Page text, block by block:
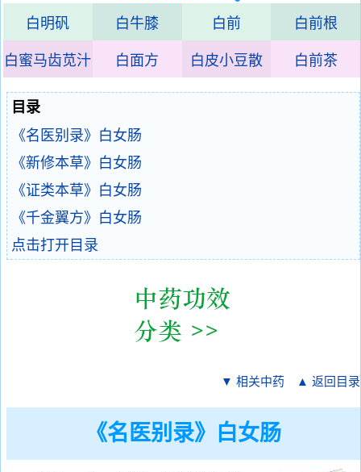
白明矾 白牛膝 白前 白前根
白蜜马齿苋汁 白面方 白皮小豆散 白前茶
目录
《名医别录》白女肠
《新修本草》白女肠
《证类本草》白女肠
《千金翼方》白女肠
点击打开目录
▼ 相关中药 ▲ 返回目录
《名医别录》白女肠